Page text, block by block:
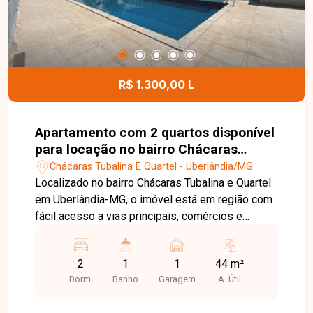
Entre em contato com a Delta Imóveis e agende
sua visita. Nossa equipe está pronta para
apresentar todos os detalhes deste excelente
apartamento e auxiliar você na realização de um
R$ 1.300,00 L
Apartamento com 2 quartos disponível
para locação no bairro Chácaras
Tubalina E Quartel em Uberlândia-MG
Chácaras Tubalina E Quartel - Uberlândia/MG
Localizado no bairro Chácaras Tubalina e Quartel
em Uberlândia-MG, o imóvel está em região com
fácil acesso a vias principais, comércios e
O apartamento é novo primeira locação no
segundo piso apenas um lance de escada,
composto por sala em 2 ambientes, cozinha, área
2
Dorm.
1
Banho
1
Garagem
44 m²
A. Útil